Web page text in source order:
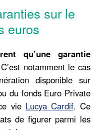
sur le
euros
qu’une garantie
notamment le cas
disponible sur
du fonds Euro Private
vie Lucya Cardif. Ce
de figurer parmi les